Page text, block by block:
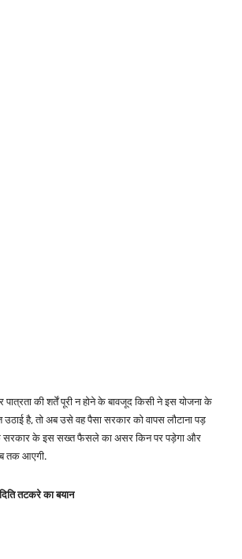
की शर्तें पूरी न होने के बावजूद किसी ने इस योजना के
है, तो अब उसे वह पैसा सरकार को वापस लौटाना पड़
सरकार के इस सख्त फैसले का असर किन पर पड़ेगा और
तक आएगी.
तटकरे का बयान